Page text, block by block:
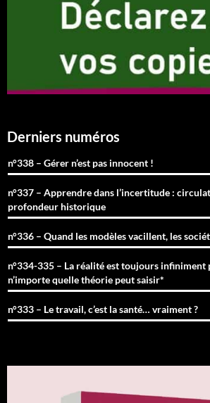
Derniers numéros
n°338 – Gérer n’est pas innocent !
n°337 – Apprendre dans l’incertitude :
profondeur historique
n°336 – Quand les modèles vacillent, les
n°334-335 – La réalité est toujours infiniment
n’importe quelle théorie peut saisir*
n°333 – Le travail, c’est la santé… vraiment ?